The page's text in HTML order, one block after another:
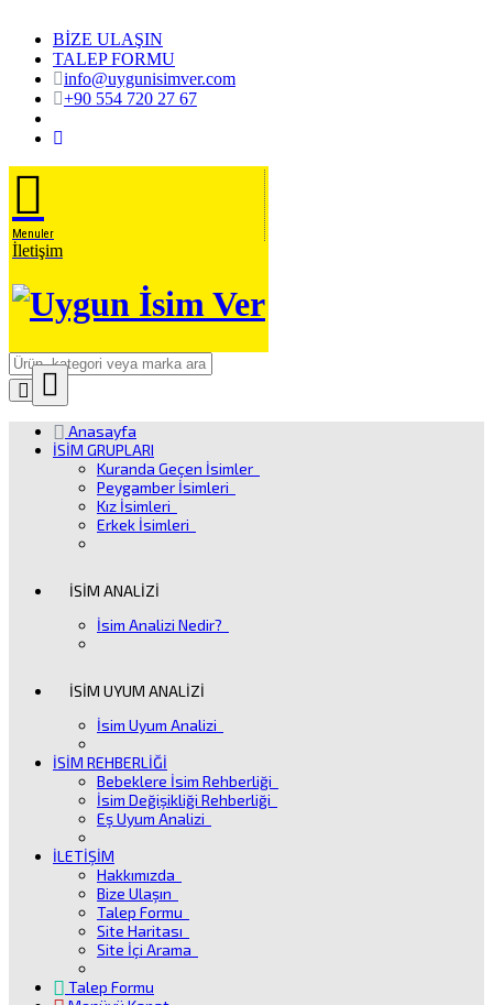
BİZE ULAŞIN
TALEP FORMU
info@uygunisimver.com
+90 554 720 27 67
Menuler
İletişim
CloseÜrün
Arama
Anasayfa
İSİM GRUPLARI
Kuranda Geçen İsimler
Peygamber İsimleri
Kız İsimleri
Erkek İsimleri
İSİM ANALİZİ
İsim Analizi Nedir?
İSİM UYUM ANALİZİ
İsim Uyum Analizi
İSİM REHBERLİĞİ
Bebeklere İsim Rehberliği
İsim Değişikliği Rehberliği
Eş Uyum Analizi
İLETİŞİM
Hakkımızda
Bize Ulaşın
Talep Formu
Site Haritası
Site İçi Arama
Talep Formu